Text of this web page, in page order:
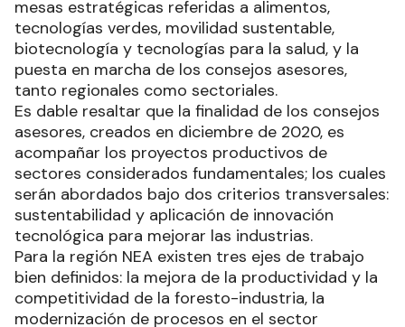
mesas estratégicas referidas a alimentos,
tecnologías verdes, movilidad sustentable,
biotecnología y tecnologías para la salud, y la
puesta en marcha de los consejos asesores,
tanto regionales como sectoriales.
Es dable resaltar que la finalidad de los consejos
asesores, creados en diciembre de 2020, es
acompañar los proyectos productivos de
sectores considerados fundamentales; los cuales
serán abordados bajo dos criterios transversales:
sustentabilidad y aplicación de innovación
tecnológica para mejorar las industrias.
Para la región NEA existen tres ejes de trabajo
bien definidos: la mejora de la productividad y la
competitividad de la foresto-industria, la
modernización de procesos en el sector